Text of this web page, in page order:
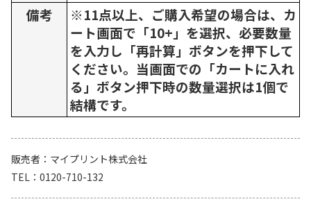
備考
※11点以上、ご購入希望の場合は、カ
ート画面で「10+」を選択、必要数量
を入力し「再計算」ボタンを押下して
ください。当画面での「カートに入れ
る」ボタン押下時の数量選択は1個で
結構です。
販売者
マイプリント株式会社
TEL
0120-710-132